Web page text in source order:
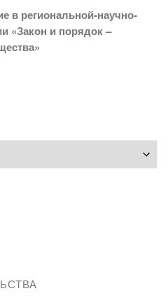
в региональной-научно-
«Закон и порядок –